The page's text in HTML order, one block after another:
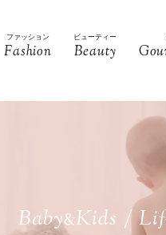
ファッション
Fashion
ビューティー
Beauty
Baby&Kids /